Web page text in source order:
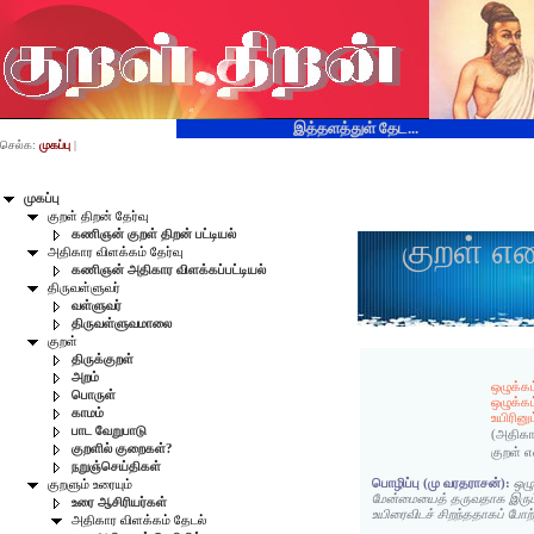
இத்தளத்துள் தேட...
முகப்பு
குறள் திறன் தேர்வு
கணிஞன் குறள் திறன் பட்டியல்
அதிகார விளக்கம் தேர்வு
கணிஞன் அதிகார விளக்கப்பட்டியல்
திருவள்ளுவர்
வள்ளுவர்
திருவள்ளுவமாலை
குறள்
திருக்குறள்
அறம்
பொருள்
காமம்
பாட வேறுபாடு
குறளில் குறைகள்?
நறுஞ்செய்திகள்
குறளும் உரையும்
உரை ஆசிரியர்கள்
அதிகார விளக்கம் தேடல்
செல்க: முகப்பு |
குறள்
குறள்
பொழிப்பு (மு வரதராசன்):
மேன்மையைத் தருவதாக
உயிரைவிடச் சிறந்ததாகப்